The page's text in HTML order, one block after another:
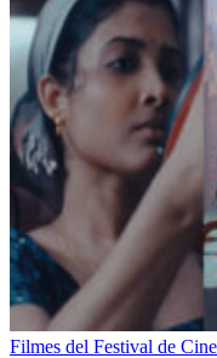
Filmes del Festival de